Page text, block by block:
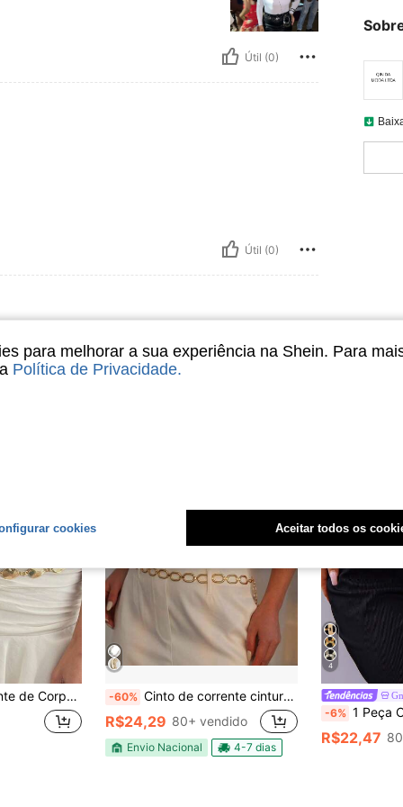
Útil (0)
Útil (0)
Férias de Verão, Praia, Festival de Música, Festa, Dia dos Namorados, Dia das Mães, Presente para Família e Entes Queridos -60% Cinto de corrente cintura Liga de ZincoMetalCintoCasamentoCorrente
R$24,29 80+ vendido
Envio Nacional 4-7 dias
4
-6% 1 Peça Corrente de Corpo de Joia
R$22,47
para melhorar a sua experiência na Shein. Para
Política de Privacidade.
cookies Aceitar todos os